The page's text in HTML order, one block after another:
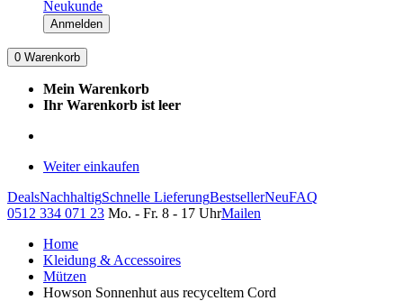
Neukunde
Anmelden
0 Warenkorb
Mein Warenkorb
Ihr Warenkorb ist leer
Weiter einkaufen
DealsNachhaltigSchnelle LieferungBestsellerNeuFAQ
0512 334 071 23 Mo. - Fr. 8 - 17 UhrMailen
Home
Kleidung & Accessoires
Mützen
Howson Sonnenhut aus recyceltem Cord